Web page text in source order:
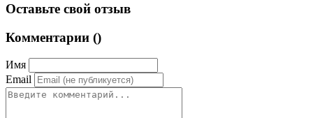
Оставьте свой отзыв
Комментарии ()
Имя
Email